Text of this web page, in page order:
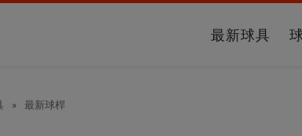
最新球具
» 最新球桿